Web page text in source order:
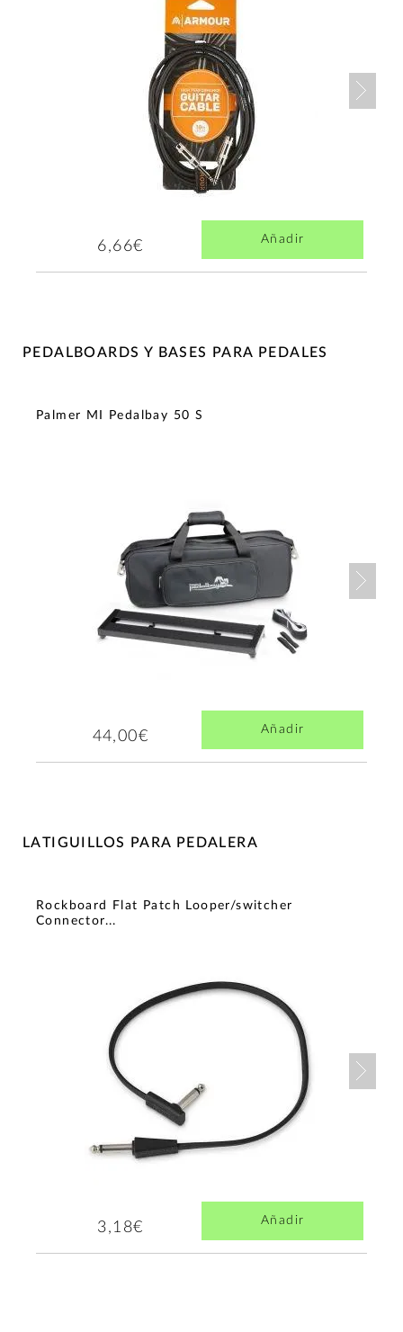
6,66€ Añadir
PEDALBOARDS Y BASES PARA PEDALES
Palmer MI Pedalbay 50 S
44,00€ Añadir
LATIGUILLOS PARA PEDALERA
Rockboard Flat Patch Looper/switcher
Connector...
3,18€ Añadir